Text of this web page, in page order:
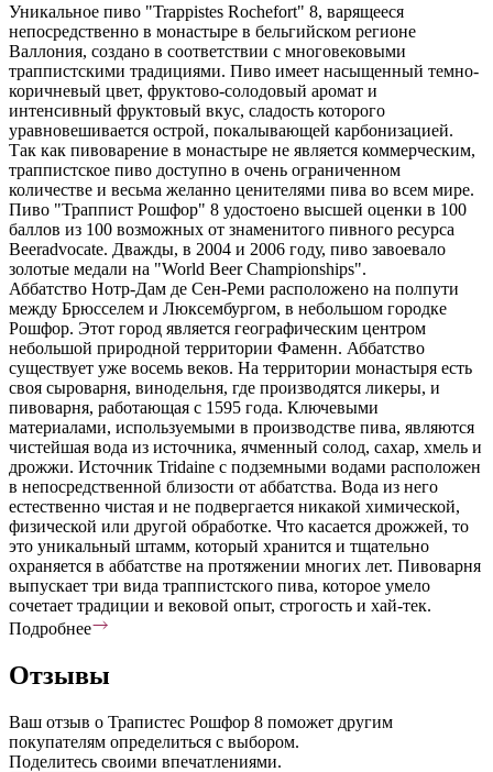
Уникальное пиво "Trappistes Rochefort" 8, варящееся
непосредственно в монастыре в бельгийском регионе
Валлония, создано в соответствии с многовековыми
траппистскими традициями. Пиво имеет насыщенный темно-
коричневый цвет, фруктово-солодовый аромат и
интенсивный фруктовый вкус, сладость которого
уравновешивается острой, покалывающей карбонизацией.
Так как пивоварение в монастыре не является коммерческим,
траппистское пиво доступно в очень ограниченном
количестве и весьма желанно ценителями пива во всем мире.
Пиво "Траппист Рошфор" 8 удостоено высшей оценки в 100
баллов из 100 возможных от знаменитого пивного ресурса
Beeradvocate. Дважды, в 2004 и 2006 году, пиво завоевало
золотые медали на "World Beer Championships".
Аббатство Нотр-Дам де Сен-Реми расположено на полпути
между Брюсселем и Люксембургом, в небольшом городке
Рошфор. Этот город является географическим центром
небольшой природной территории Фаменн. Аббатство
существует уже восемь веков. На территории монастыря есть
своя сыроварня, винодельня, где производятся ликеры, и
пивоварня, работающая с 1595 года. Ключевыми
материалами, используемыми в производстве пива, являются
чистейшая вода из источника, ячменный солод, сахар, хмель и
дрожжи. Источник Tridaine с подземными водами расположен
в непосредственной близости от аббатства. Вода из него
естественно чистая и не подвергается никакой химической,
физической или другой обработке. Что касается дрожжей, то
это уникальный штамм, который хранится и тщательно
охраняется в аббатстве на протяжении многих лет. Пивоварня
выпускает три вида траппистского пива, которое умело
сочетает традиции и вековой опыт, строгость и хай-тек.
Подробнее
Отзывы
Ваш отзыв о Трапистес Рошфор 8 поможет другим
покупателям определиться с выбором.
Поделитесь своими впечатлениями.